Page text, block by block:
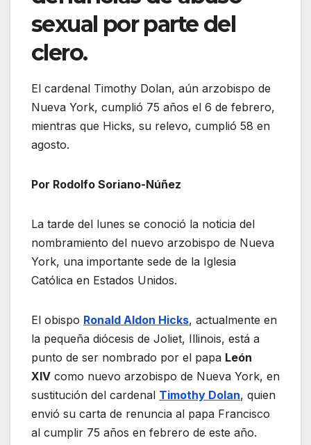
sexual por parte del
clero.
El cardenal Timothy Dolan, aún arzobispo de
Nueva York, cumplió 75 años el 6 de febrero,
mientras que Hicks, su relevo, cumplió 58 en
agosto.
Por Rodolfo Soriano-Núñez
La tarde del lunes se conoció la noticia del
nombramiento del nuevo arzobispo de Nueva
York, una importante sede de la Iglesia
Católica en Estados Unidos.
El obispo Ronald Aldon Hicks, actualmente en
la pequeña diócesis de Joliet, Illinois, está a
punto de ser nombrado por el papa León
XIV como nuevo arzobispo de Nueva York, en
sustitución del cardenal Timothy Dolan, quien
envió su carta de renuncia al papa Francisco
al cumplir 75 años en febrero de este año.